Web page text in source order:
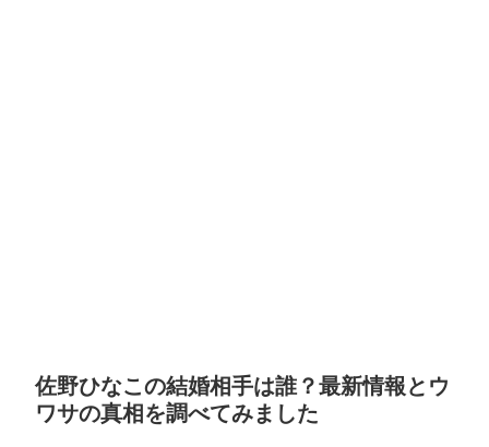
佐野ひなこの結婚相手は誰？最新情報とウ
ワサの真相を調べてみました